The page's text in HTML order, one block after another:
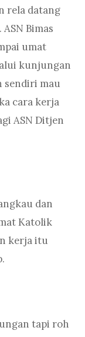
rela datang
Bimas
umat
kunjungan
sendiri mau
cara kerja
ASN Ditjen
dan
Katolik
kerja itu
tapi roh